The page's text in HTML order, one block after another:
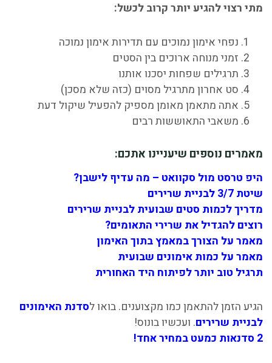
מתי רצוי להגיע יותר קרוב לכשל:
נפחי אימון נמוכים עם תדירות אימון נמוכה
זמני מנוחה ארוכים בין הסטים
תרגילים שפחות יסכנו אותנו
סט אחרון מתרגיל מסוים (כזה שלא מסכן)
אתה מתאמן מאומן מספיק להפעיל שיקול דעת
משאבי התאוששות רבים
מאמרים נוספים שיעניינו אתכם:
היפ טרסט מול סקוואט – מה עדיף לישבן?
שיטת 3/7 לבניית שרירים
מדריך לכמות סטים שבועית לבניית שרירים
רוצים להגדיל את שרירי התאומים?
מאמר על הצורך במאמץ בתוך האימון
מאמר על כמות אימונים שבועית
תרגיל טוב יותר לפיתוח היד האחורית
הגיע הזמן להתאמן כמו מקצוענים. בואו לסדנת האימונים
לבניית שרירים. ועכשיו בונוס!
2 סדנאות כמעט במחיר אחד!